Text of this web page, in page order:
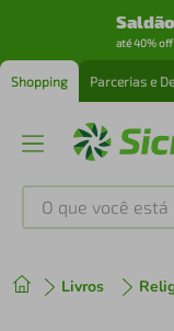
até 40% off
Shopping Parcerias e
O que você está
Livros